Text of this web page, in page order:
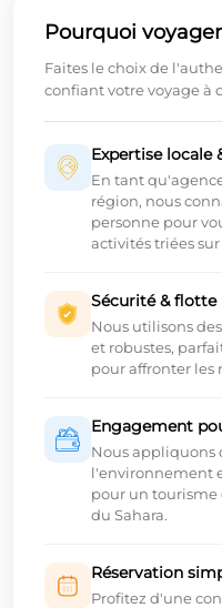
Pourquoi
Faites le choix de
confiant votre voyage à
Expertise locale
En tant
région, nous
personne pour
activités triées
Sécurité & flotte
Nous utilisons
et robustes,
pour affronter les
Engagement
Nous appliquons
l'environnement
pour un
du Sahara.
Réservation
Profitez d'une